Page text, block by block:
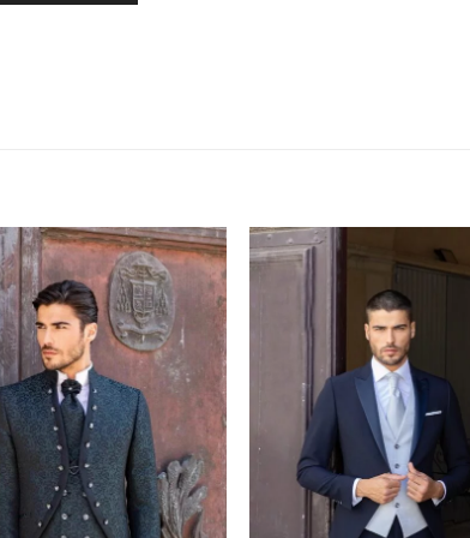
AGGIUNGI
ALLA TUA
LISTA DEI
DESIDERI